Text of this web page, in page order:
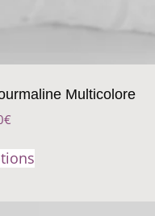
Multicolore
€